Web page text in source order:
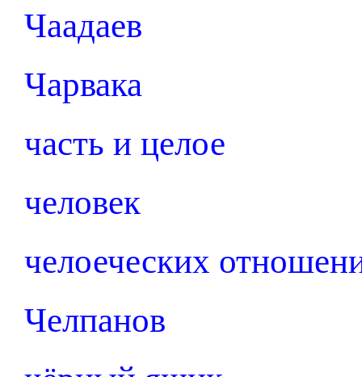
Чаадаев
Чарвака
часть и целое
человек
челоеческих
Челпанов